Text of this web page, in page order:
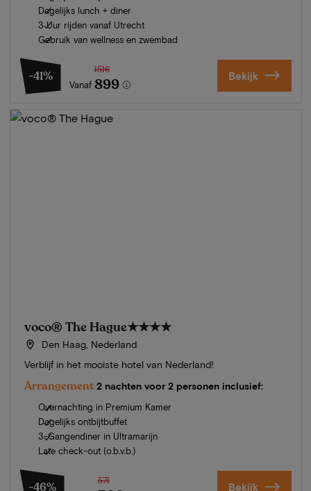
Dagelijks lunch + diner
3 Uur rijden vanaf Utrecht
Gebruik van wellness en zwembad
-41%
Vanaf
1516
899 Bekijk
voco® The Hague★★★★
Den Haag, Nederland
Verblijf in het mooiste hotel van Nederland!
Arrangement 2 nachten voor 2 personen inclusief:
Overnachting in Premium Kamer
Dagelijks ontbijtbuffet
3-Gangendiner in Ultramarijn
Late check-out (o.b.v.b.)
-46% 571 Bekijk